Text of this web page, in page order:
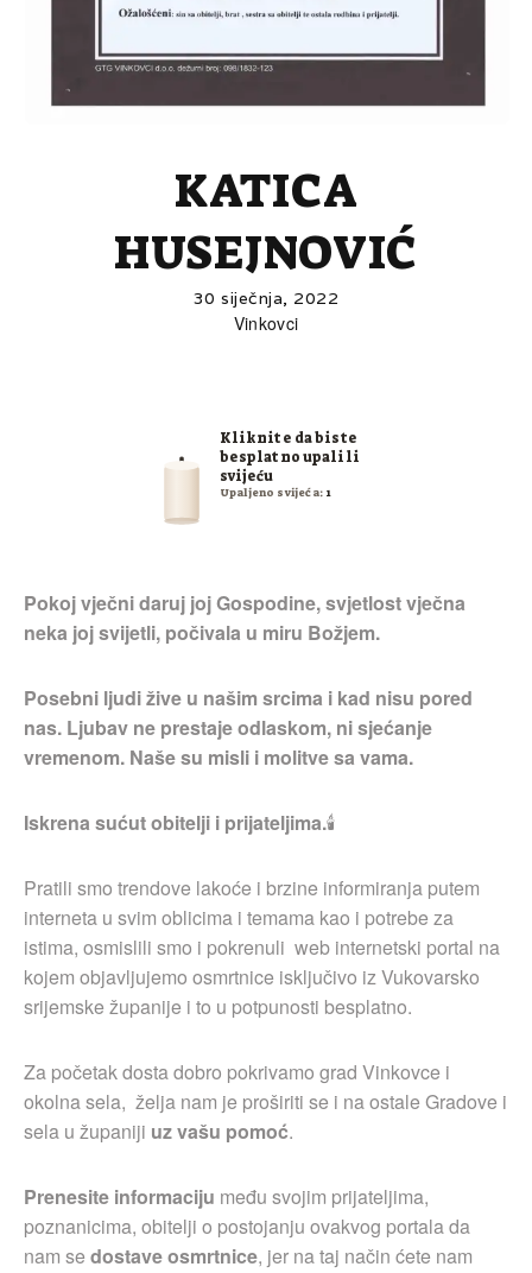
KATICA
HUSEJNOVIĆ
30 siječnja, 2022
Vinkovci
Kliknite da biste
besplatno upalili
svijeću
Upaljeno svijeća: 1
Pokoj vječni daruj joj Gospodine, svjetlost vječna
neka joj svijetli, počivala u miru Božjem.
Posebni ljudi žive u našim srcima i kad nisu pored
nas. Ljubav ne prestaje odlaskom, ni sjećanje
vremenom. Naše su misli i molitve sa vama.
Iskrena sućut obitelji i prijateljima.🕯
Pratili smo trendove lakoće i brzine informiranja putem
interneta u svim oblicima i temama kao i potrebe za
istima, osmislili smo i pokrenuli web internetski portal na
kojem objavljujemo osmrtnice isključivo iz Vukovarsko
srijemske županije i to u potpunosti besplatno.
Za početak dosta dobro pokrivamo grad Vinkovce i
okolna sela, želja nam je proširiti se i na ostale Gradove i
sela u županiji uz vašu pomoć.
Prenesite informaciju među svojim prijateljima,
poznanicima, obitelji o postojanju ovakvog portala da
nam sedostave osmrtnice, jer na taj način ćete nam